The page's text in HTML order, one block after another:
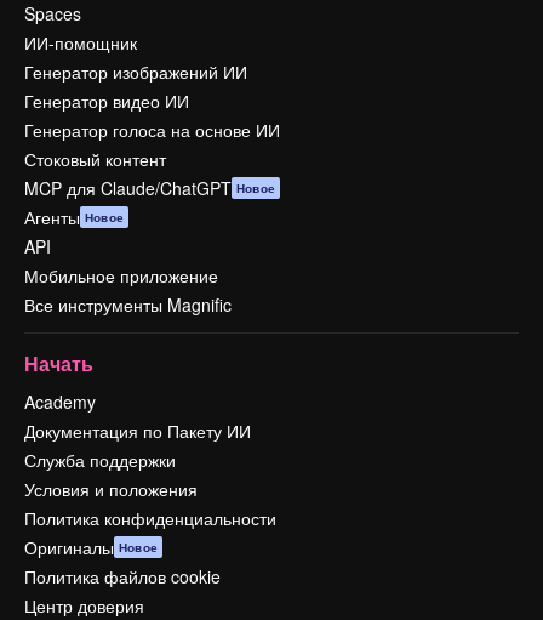
Spaces
ИИ-помощник
Генератор изображений ИИ
Генератор видео ИИ
Генератор голоса на основе ИИ
Стоковый контент
MCP для Claude/ChatGPT Новое
Агенты Новое
API
Мобильное приложение
Все инструменты Magnific
Начать
Academy
Документация по Пакету ИИ
Служба поддержки
Условия и положения
Политика конфиденциальности
Оригиналы Новое
Политика файлов cookie
Центр доверия